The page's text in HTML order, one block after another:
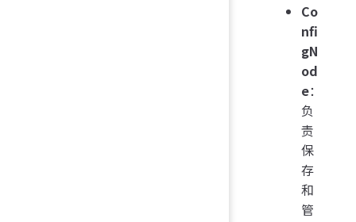
Co
nfi
gN
od
e：
负
责
保
存
和
管